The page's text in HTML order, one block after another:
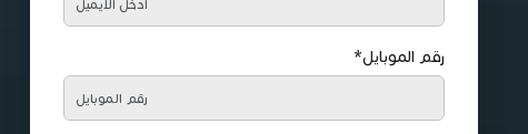
رقم الموبايل*